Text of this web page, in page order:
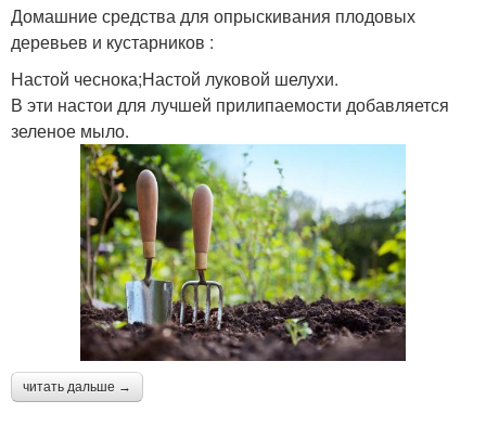
Домашние средства для опрыскивания плодовых
деревьев и кустарников :
Настой чеснока;Настой луковой шелухи.
В эти настои для лучшей прилипаемости добавляется
зеленое мыло.
читать дальше →